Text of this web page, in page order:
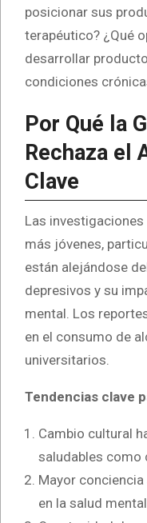
posicionar sus
terapéutico? ¿Qué
desarrollar
condiciones
Por Qué la
Rechaza el
Clave
Las
más jóvenes,
están alejándose
depresivos y su
mental. Los
en el consumo de
universitarios.
Tendencias clave
Cambio cultural
saludables como
Mayor
en la salud